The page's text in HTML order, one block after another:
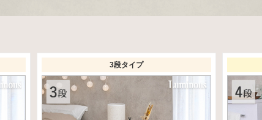
3段タイプ